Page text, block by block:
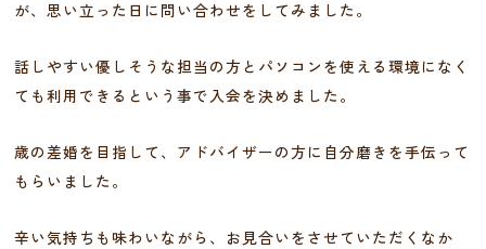
が、思い立った日に問い合わせをしてみました。
話しやすい優しそうな担当の方とパソコンを使える環境になく
ても利用できるという事で入会を決めました。
歳の差婚を目指して、アドバイザーの方に自分磨きを手伝って
もらいました。
辛い気持ちも味わいながら、お見合いをさせていただくなか